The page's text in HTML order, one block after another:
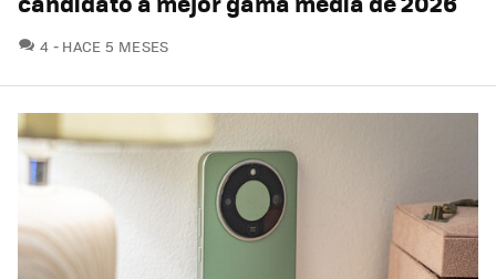
4 COMENTARIOS
HACE 5 MESES